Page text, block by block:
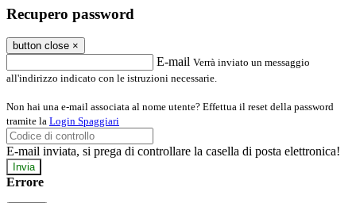
Recupero password
button close ×
E-mail Verrà inviato un messaggio
all'indirizzo indicato con le istruzioni necessarie.
Non hai una e-mail associata al nome utente? Effettua il reset della password
tramite la Login Spaggiari
E-mail inviata, si prega di controllare la casella di posta elettronica!
Errore